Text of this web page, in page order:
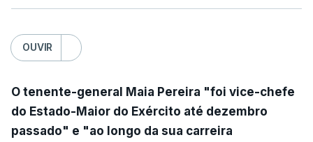
OUVIR
O tenente-general Maia Pereira "foi vice-chefe
do Estado-Maior do Exército até dezembro
passado" e "ao longo da sua carreira